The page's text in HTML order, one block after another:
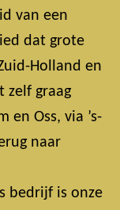
van een
dat grote
Holland en
zelf graag
en Oss, via ’s-
naar
bedrijf is onze